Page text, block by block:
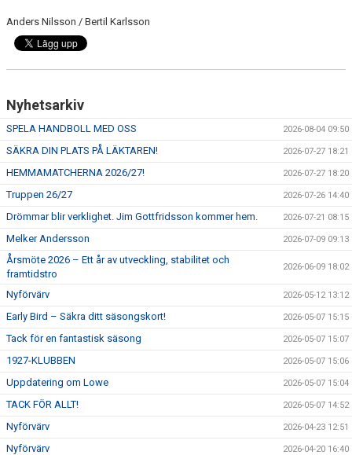
Anders Nilsson / Bertil Karlsson
Nyhetsarkiv
SPELA HANDBOLL MED OSS 2026-08-04 09:50
SÄKRA DIN PLATS PÅ LÄKTAREN! 2026-07-27 18:21
HEMMAMATCHERNA 2026/27! 2026-07-27 18:20
Truppen 26/27 2026-07-26 14:40
Drömmar blir verklighet. Jim Gottfridsson kommer hem. 2026-07-21 08:15
Melker Andersson 2026-07-09 09:13
Årsmöte 2026 – Ett år av utveckling, stabilitet och
framtidstro
2026-06-09 18:02
Nyförvärv 2026-05-12 13:12
Early Bird – Säkra ditt säsongskort! 2026-05-07 15:15
Tack för en fantastisk säsong 2026-05-07 15:07
1927-KLUBBEN 2026-05-07 15:06
Uppdatering om Lowe 2026-05-07 15:04
TACK FÖR ALLT! 2026-05-07 14:52
Nyförvärv 2026-04-23 12:51
Nyförvärv 2026-04-20 16:40